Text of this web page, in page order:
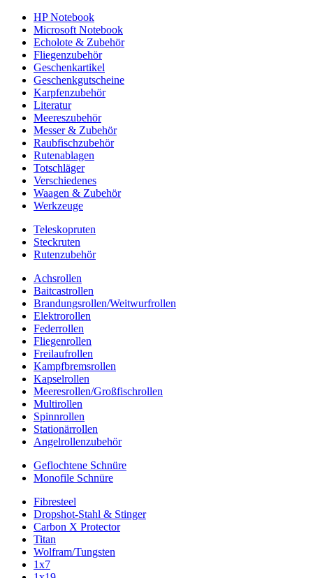
HP Notebook
Microsoft Notebook
Echolote & Zubehör
Fliegenzubehör
Geschenkartikel
Geschenkgutscheine
Karpfenzubehör
Literatur
Meereszubehör
Messer & Zubehör
Raubfischzubehör
Rutenablagen
Totschläger
Verschiedenes
Waagen & Zubehör
Werkzeuge
Teleskopruten
Steckruten
Rutenzubehör
Achsrollen
Baitcastrollen
Brandungsrollen/Weitwurfrollen
Elektrorollen
Federrollen
Fliegenrollen
Freilaufrollen
Kampfbremsrollen
Kapselrollen
Meeresrollen/Großfischrollen
Multirollen
Spinnrollen
Stationärrollen
Angelrollenzubehör
Geflochtene Schnüre
Monofile Schnüre
Fibresteel
Dropshot-Stahl & Stinger
Carbon X Protector
Titan
Wolfram/Tungsten
1x7